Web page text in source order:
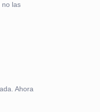
no las
Ahora